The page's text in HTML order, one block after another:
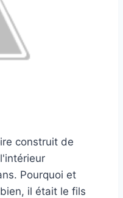
construit de
Pourquoi et
il était le fils